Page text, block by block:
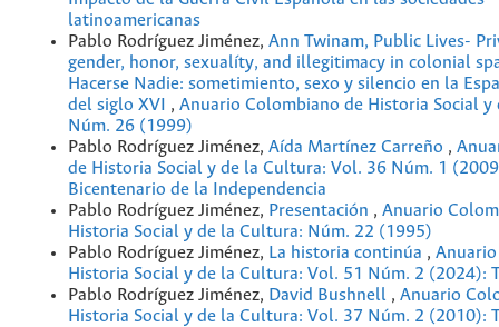
latinoamericanas
Pablo Rodríguez Jiménez, Ann Twinam, Public Lives-
gender, honor, sexualíty, and illegitimacy in colonial
Hacerse Nadie: sometimiento, sexo y silencio en la
del siglo XVI , Anuario Colombiano de Historia Social y
Núm. 26 (1999)
Pablo Rodríguez Jiménez, Aída Martínez Carreño ,
de Historia Social y de la Cultura: Vol. 36 Núm. 1
Bicentenario de la Independencia
Pablo Rodríguez Jiménez, Presentación , Anuario
Historia Social y de la Cultura: Núm. 22 (1995)
Pablo Rodríguez Jiménez, La historia continúa ,
Historia Social y de la Cultura: Vol. 51 Núm. 2 (2024):
Pablo Rodríguez Jiménez, David Bushnell , Anuario
Historia Social y de la Cultura: Vol. 37 Núm. 2 (2010):